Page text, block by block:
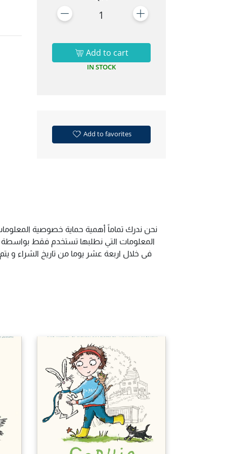
1
Add to cart
IN STOCK
Add to favorites
نحن ندرك تماماً أهمية حماية خصوصية
المعلومات التي نطلبها تستخدم فقط بواسطة
فى خلال اربعة عشر يوما من تاريخ الشراء و